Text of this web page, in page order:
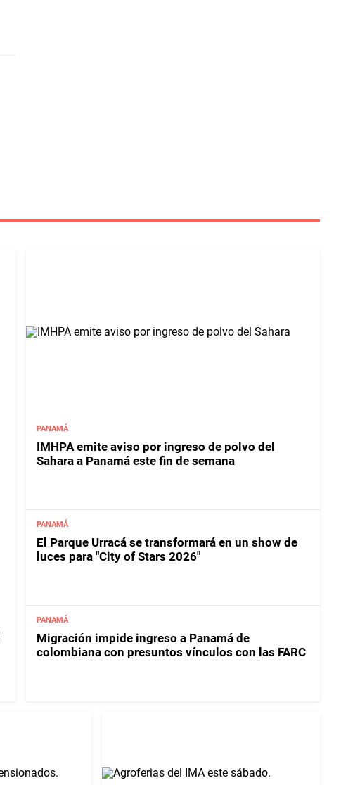
PANAMÁ
IMHPA emite aviso por ingreso de polvo del
Sahara a Panamá este fin de semana
PANAMÁ
El Parque Urracá se transformará en un show de
luces para "City of Stars 2026"
PANAMÁ
Migración impide ingreso a Panamá de
colombiana con presuntos vínculos con las FARC